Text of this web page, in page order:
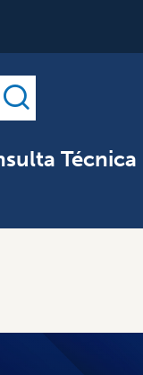
contenido
principal
Técnica